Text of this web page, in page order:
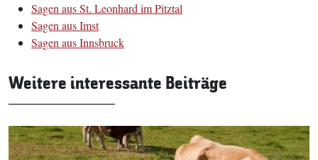
Sagen aus St. Leonhard im Pitztal
Sagen aus Imst
Sagen aus Innsbruck
Weitere interessante Beiträge